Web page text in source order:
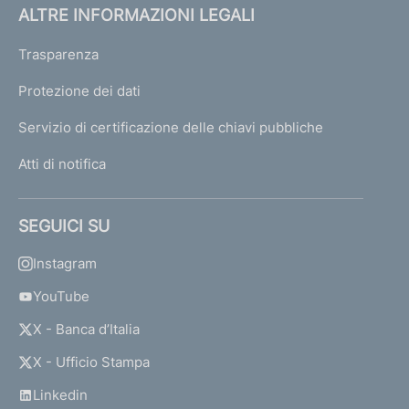
ALTRE INFORMAZIONI LEGALI
Trasparenza
Protezione dei dati
Servizio di certificazione delle chiavi pubbliche
Atti di notifica
SEGUICI SU
Instagram
YouTube
X - Banca d’Italia
X - Ufficio Stampa
Linkedin